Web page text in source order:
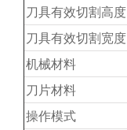
刀具有效切割高度
刀具有效切割宽度
机械材料
刀片材料
操作模式